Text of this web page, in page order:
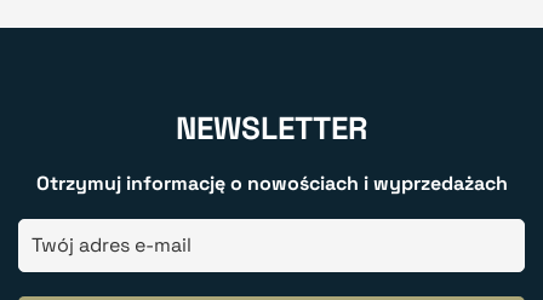
NEWSLETTER
Otrzymuj informację o nowościach i wyprzedażach